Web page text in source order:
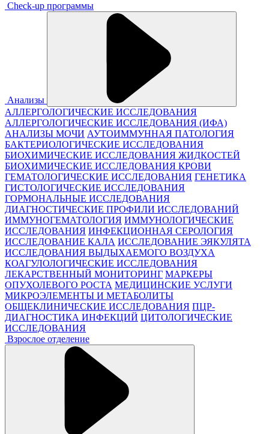
Check-up программы
Анализы
АЛЛЕРГОЛОГИЧЕСКИЕ ИССЛЕДОВАНИЯ
АЛЛЕРГОЛОГИЧЕСКИЕ ИССЛЕДОВАНИЯ (ИФА)
АНАЛИЗЫ МОЧИ АУТОИММУННАЯ ПАТОЛОГИЯ
БАКТЕРИОЛОГИЧЕСКИЕ ИССЛЕДОВАНИЯ
БИОХИМИЧЕСКИЕ ИССЛЕДОВАНИЯ ЖИДКОСТЕЙ
БИОХИМИЧЕСКИЕ ИССЛЕДОВАНИЯ КРОВИ
ГЕМАТОЛОГИЧЕСКИЕ ИССЛЕДОВАНИЯ ГЕНЕТИКА
ГИСТОЛОГИЧЕСКИЕ ИССЛЕДОВАНИЯ
ГОРМОНАЛЬНЫЕ ИССЛЕДОВАНИЯ
ДИАГНОСТИЧЕСКИЕ ПРОФИЛИ ИССЛЕДОВАНИЙ
ИММУНОГЕМАТОЛОГИЯ ИММУНОЛОГИЧЕСКИЕ
ИССЛЕДОВАНИЯ ИНФЕКЦИОННАЯ СЕРОЛОГИЯ
ИССЛЕДОВАНИЕ КАЛА ИССЛЕДОВАНИЕ ЭЯКУЛЯТА
ИССЛЕДОВАНИЯ ВЫДЫХАЕМОГО ВОЗДУХА
КОАГУЛОЛОГИЧЕСКИЕ ИССЛЕДОВАНИЯ
ЛЕКАРСТВЕННЫЙ МОНИТОРИНГ МАРКЕРЫ
ОПУХОЛЕВОГО РОСТА МЕДИЦИНСКИЕ УСЛУГИ
МИКРОЭЛЕМЕНТЫ И МЕТАБОЛИТЫ
ОБЩЕКЛИНИЧЕСКИЕ ИССЛЕДОВАНИЯ ПЦР-
ДИАГНОСТИКА ИНФЕКЦИЙ ЦИТОЛОГИЧЕСКИЕ
ИССЛЕДОВАНИЯ
Взрослое отделение